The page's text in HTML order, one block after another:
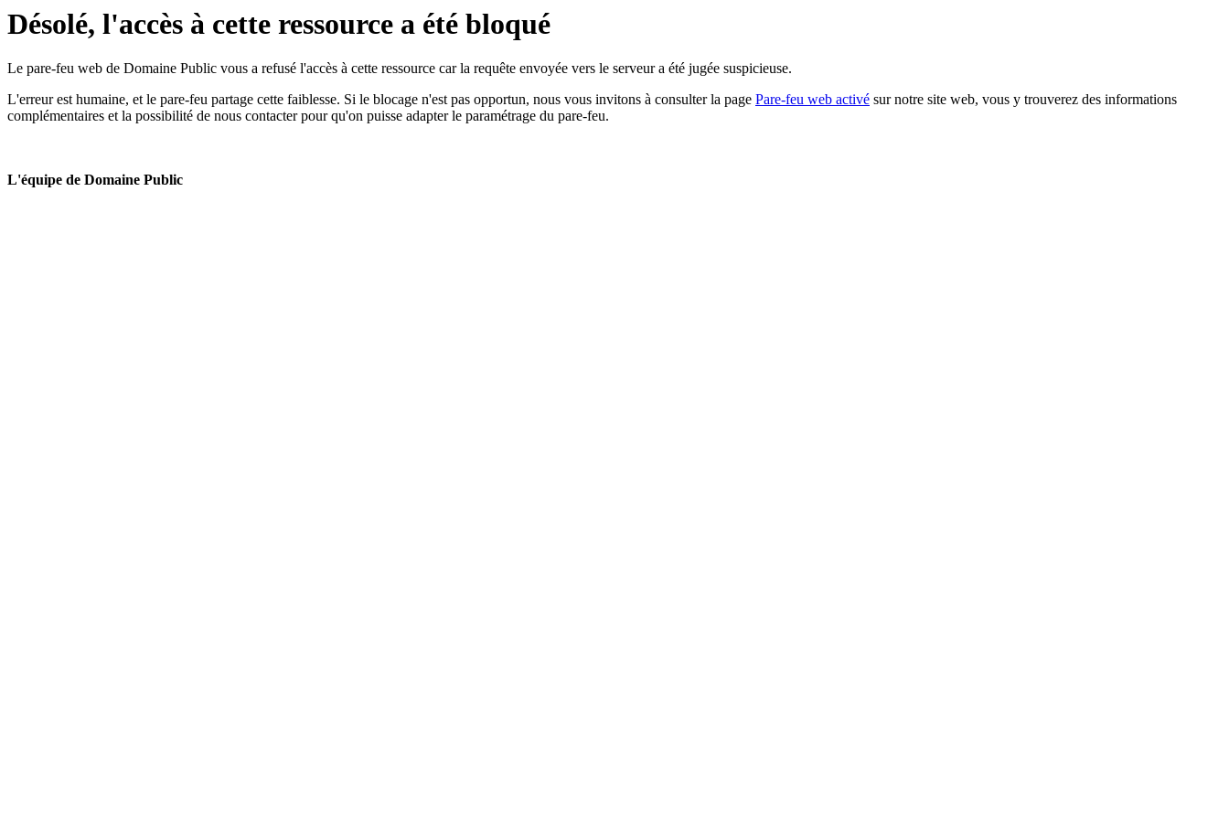
Désolé, l'accès à cette ressource a été bloqué
Le pare-feu web de Domaine Public vous a refusé l'accès à cette ressource car la requête envoyée vers le serveur a été jugée suspicieuse.
L'erreur est humaine, et le pare-feu partage cette faiblesse. Si le blocage n'est pas opportun, nous vous invitons à consulter la page Pare-feu web activé sur notre site web, vous y trouverez des informations
complémentaires et la possibilité de nous contacter pour qu'on puisse adapter le paramétrage du pare-feu.
L'équipe de Domaine Public